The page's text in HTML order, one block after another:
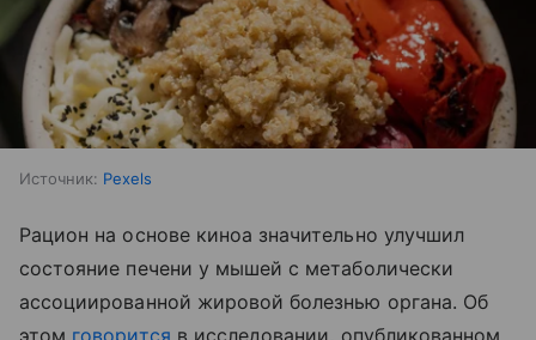
Источник: Pexels
Рацион на основе киноа значительно улучшил
состояние печени у мышей с метаболически
ассоциированной жировой болезнью органа. Об
этом говорится в исследовании, опубликованном